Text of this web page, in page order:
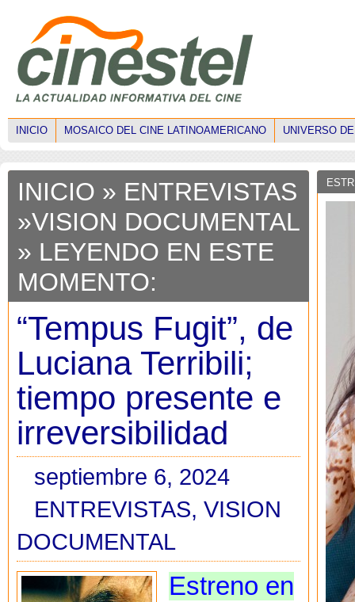
INICIO MOSAICO DEL CINE LATINOAMERICANO UNIVERSO
INICIO » ENTREVISTAS
»VISION DOCUMENTAL
» LEYENDO EN ESTE
MOMENTO:
“Tempus Fugit”, de
Luciana Terribili;
tiempo presente e
irreversibilidad
septiembre 6, 2024
ENTREVISTAS, VISION
DOCUMENTAL
Estreno en